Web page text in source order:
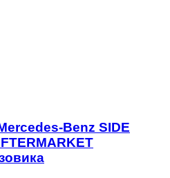
Benz SIDE